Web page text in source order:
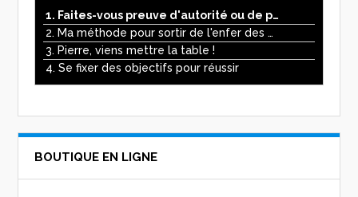
1. Faites-vous preuve d'autorité ou de pouvoir avec vos enfants ?
2. Ma méthode pour sortir de l'enfer des écrans
3. Pierre, viens mettre la table !
4. Se fixer des objectifs pour réussir
BOUTIQUE EN LIGNE